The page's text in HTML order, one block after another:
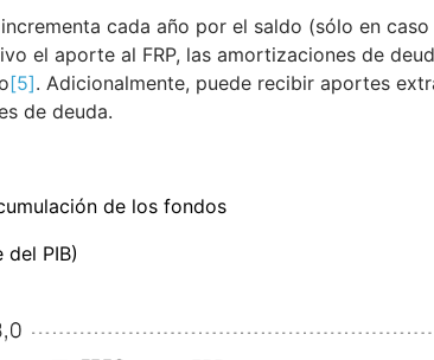
incrementa cada año por el saldo (sólo en
el aporte al FRP, las amortizaciones de
[5]. Adicionalmente, puede recibir aportes
de deuda.
de los fondos
del PIB)